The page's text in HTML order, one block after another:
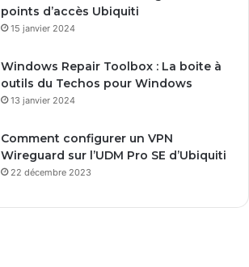
points d’accès Ubiquiti
15 janvier 2024
Windows Repair Toolbox : La boite à
outils du Techos pour Windows
13 janvier 2024
Comment configurer un VPN
Wireguard sur l’UDM Pro SE d’Ubiquiti
22 décembre 2023